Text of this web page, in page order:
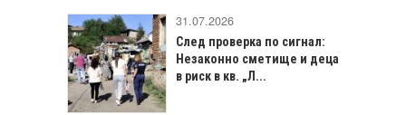
31.07.2026
След проверка по сигнал:
Незаконно сметище и деца
в риск в кв. „Л...